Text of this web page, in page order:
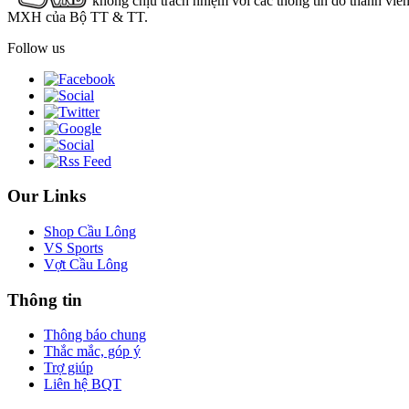
MXH của Bộ TT & TT.
Follow us
Our Links
Shop Cầu Lông
VS Sports
Vợt Cầu Lông
Thông tin
Thông báo chung
Thắc mắc, góp ý
Trợ giúp
Liên hệ BQT